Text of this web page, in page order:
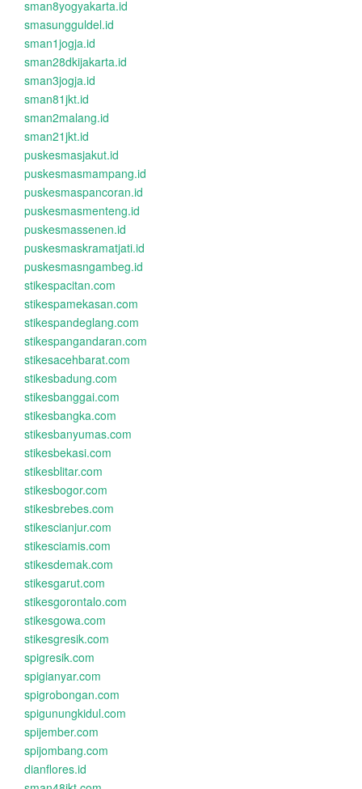
sman8yogyakarta.id
smasungguldel.id
sman1jogja.id
sman28dkijakarta.id
sman3jogja.id
sman81jkt.id
sman2malang.id
sman21jkt.id
puskesmasjakut.id
puskesmasmampang.id
puskesmaspancoran.id
puskesmasmenteng.id
puskesmassenen.id
puskesmaskramatjati.id
puskesmasngambeg.id
stikespacitan.com
stikespamekasan.com
stikespandeglang.com
stikespangandaran.com
stikesacehbarat.com
stikesbadung.com
stikesbanggai.com
stikesbangka.com
stikesbanyumas.com
stikesbekasi.com
stikesblitar.com
stikesbogor.com
stikesbrebes.com
stikescianjur.com
stikesciamis.com
stikesdemak.com
stikesgarut.com
stikesgorontalo.com
stikesgowa.com
stikesgresik.com
spigresik.com
spigianyar.com
spigrobongan.com
spigunungkidul.com
spijember.com
spijombang.com
dianflores.id